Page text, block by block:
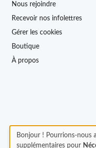
Nous rejoindre
Recevoir nos infolettres
Gérer les cookies
Boutique
À propos
Bonjour ! Pourrions-nous
supplémentaires pour